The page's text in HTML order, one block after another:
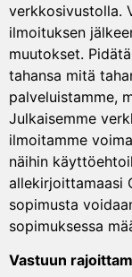
verkkosivustolla.
ilmoituksen
muutokset.
tahansa mitä
palveluistamme,
Julkaisemme
ilmoitamme
näihin
allekirjoittamaasi
sopimusta
sopimuksessa
Vastuun